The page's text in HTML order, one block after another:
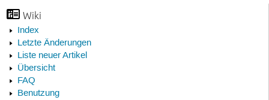
Wiki
Index
Letzte Änderungen
Liste neuer Artikel
Übersicht
FAQ
Benutzung